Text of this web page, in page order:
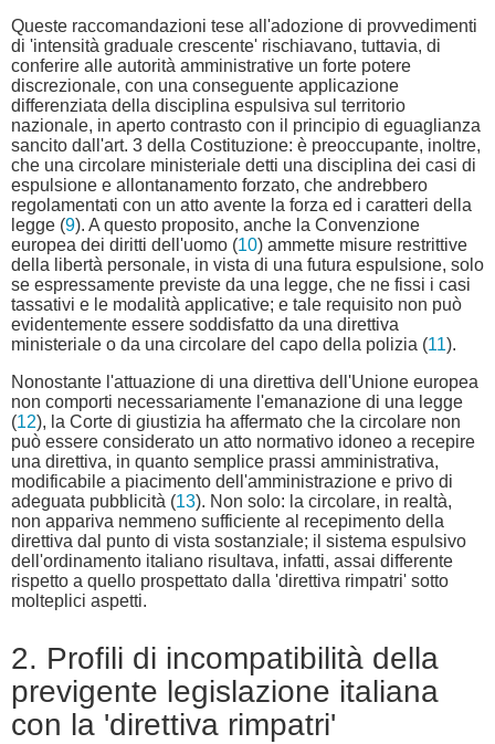
Queste raccomandazioni tese all'adozione di provvedimenti
di 'intensità graduale crescente' rischiavano, tuttavia, di
conferire alle autorità amministrative un forte potere
discrezionale, con una conseguente applicazione
differenziata della disciplina espulsiva sul territorio
nazionale, in aperto contrasto con il principio di eguaglianza
sancito dall'art. 3 della Costituzione: è preoccupante, inoltre,
che una circolare ministeriale detti una disciplina dei casi di
espulsione e allontanamento forzato, che andrebbero
regolamentati con un atto avente la forza ed i caratteri della
legge (9). A questo proposito, anche la Convenzione
europea dei diritti dell'uomo (10) ammette misure restrittive
della libertà personale, in vista di una futura espulsione, solo
se espressamente previste da una legge, che ne fissi i casi
tassativi e le modalità applicative; e tale requisito non può
evidentemente essere soddisfatto da una direttiva
ministeriale o da una circolare del capo della polizia (11).
Nonostante l'attuazione di una direttiva dell'Unione europea
non comporti necessariamente l'emanazione di una legge
(12), la Corte di giustizia ha affermato che la circolare non
può essere considerato un atto normativo idoneo a recepire
una direttiva, in quanto semplice prassi amministrativa,
modificabile a piacimento dell'amministrazione e privo di
adeguata pubblicità (13). Non solo: la circolare, in realtà,
non appariva nemmeno sufficiente al recepimento della
direttiva dal punto di vista sostanziale; il sistema espulsivo
dell'ordinamento italiano risultava, infatti, assai differente
rispetto a quello prospettato dalla 'direttiva rimpatri' sotto
molteplici aspetti.
2. Profili di incompatibilità della
previgente legislazione italiana
con la 'direttiva rimpatri'